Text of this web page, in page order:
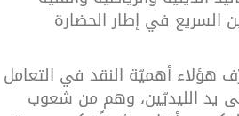
السريع في إطار الحضارة
هؤلاء أهميّة النقد في التعامل
يد الليديّين، وهم من شعوب